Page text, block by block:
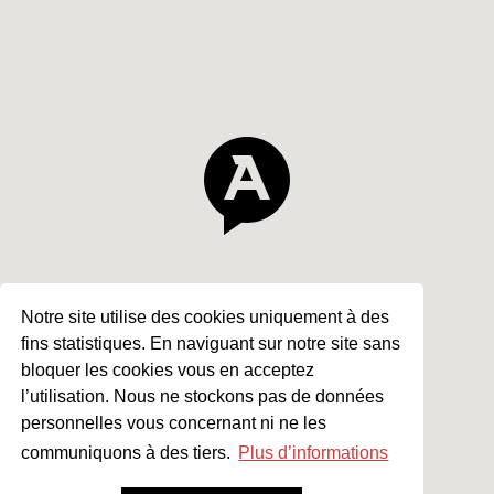
Notre site utilise des cookies uniquement à des
fins statistiques. En naviguant sur notre site sans
bloquer les cookies vous en acceptez
l’utilisation. Nous ne stockons pas de données
personnelles vous concernant ni ne les
communiquons à des tiers. Plus d’informations